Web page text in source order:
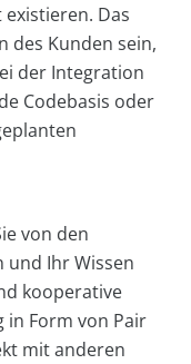
Das
des Kunden sein,
der Integration
Codebasis oder
von den
Ihr Wissen
kooperative
in Form von Pair
mit anderen